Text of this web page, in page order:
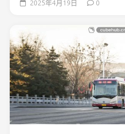
2025年4月19日 0